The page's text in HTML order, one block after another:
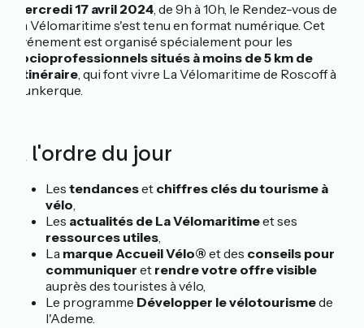
Mercredi 17 avril 2024, de 9h à 10h, le Rendez-vous de
La Vélomaritime s'est tenu en format numérique. Cet
événement est organisé spécialement pour les
socioprofessionnels situés à moins de 5 km de
l’itinéraire, qui font vivre La Vélomaritime de Roscoff à
Dunkerque.
À l'ordre du jour
Les tendanceset chiffres clés du tourisme à
vélo,
Les actualités de La Vélomaritimeet ses
ressources utiles,
La marque Accueil Vélo® et des conseils pour
communiquer et rendre votre offre visible
auprès des touristes à vélo,
Le programme Développer le vélotourismede
l'Ademe.